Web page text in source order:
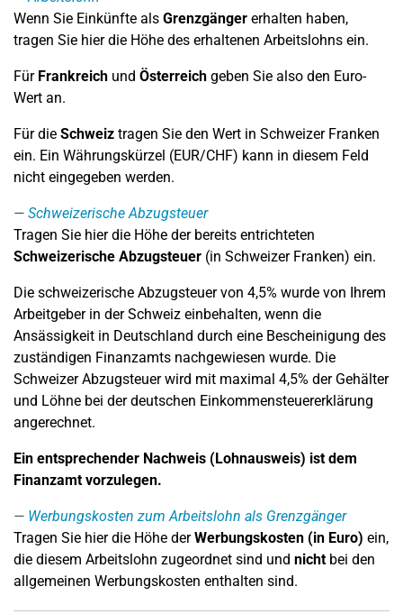
Wenn Sie Einkünfte als Grenzgänger erhalten haben,
tragen Sie hier die Höhe des erhaltenen Arbeitslohns ein.
Für Frankreich und Österreich geben Sie also den Euro-
Wert an.
Für die Schweiz tragen Sie den Wert in Schweizer Franken
ein. Ein Währungskürzel (EUR/CHF) kann in diesem Feld
nicht eingegeben werden.
Schweizerische Abzugsteuer
Tragen Sie hier die Höhe der bereits entrichteten
Schweizerische Abzugsteuer (in Schweizer Franken) ein.
Die schweizerische Abzugsteuer von 4,5% wurde von Ihrem
Arbeitgeber in der Schweiz einbehalten, wenn die
Ansässigkeit in Deutschland durch eine Bescheinigung des
zuständigen Finanzamts nachgewiesen wurde. Die
Schweizer Abzugsteuer wird mit maximal 4,5% der Gehälter
und Löhne bei der deutschen Einkommensteuererklärung
angerechnet.
Ein entsprechender Nachweis (Lohnausweis) ist dem
Finanzamt vorzulegen.
Werbungskosten zum Arbeitslohn als Grenzgänger
Tragen Sie hier die Höhe derWerbungskosten (in Euro) ein,
die diesem Arbeitslohn zugeordnet sind und nichtbei den
allgemeinen Werbungskosten enthalten sind.